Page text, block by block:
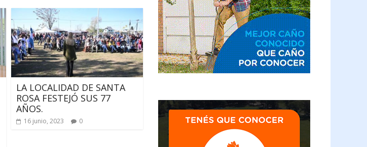
LA LOCALIDAD DE SANTA
ROSA FESTEJÓ SUS 77
AÑOS.
16 junio, 2023 0